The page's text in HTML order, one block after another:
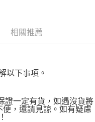
帳號之用戶狀況，依本公司即
。若發現惡意使用之情形，
額度並採取法律行動。
相關推薦
以下事項。
證一定有貨，如遇沒貨將
，還請見諒。如有疑慮